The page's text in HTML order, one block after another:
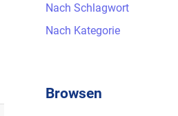
Nach Schlagwort
Nach Kategorie
Browsen